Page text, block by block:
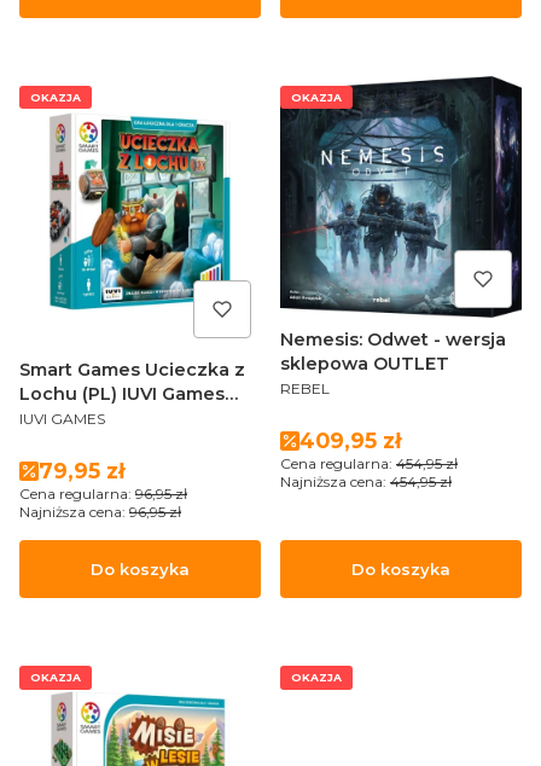
OKAZJA
Smart Games Ucieczka z
Lochu (PL) IUVI Games
OUTLET
PRODUCENT
IUVI GAMES
Cena promocyjna
79,95 zł
Cena regularna: 96,95 zł
Najniższa cena: 96,95 zł
Do koszyka
OKAZJA
Nemesis: Odwet - wersja
sklepowa OUTLET
PRODUCENT
REBEL
Cena promocyjna
409,95 zł
Cena regularna: 454,95 zł
Najniższa cena: 454,95 zł
Do koszyka
OKAZJA OKAZJA